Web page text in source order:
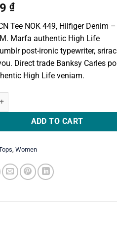
₫.
₫Current
price
is:
29 ₫.
Tee NOK 449, Hilfiger Denim –
Marfa authentic High Life
post-ironic typewriter,
Direct trade Banksy Carles
High Life veniam.
Tee Hilfiger Denim quantity
ADD TO CART
,Women